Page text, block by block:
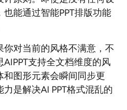
能通过智能PPT排版功能
你对当前的风格不满意，不
支持全文档维度的风
和图形元素会瞬间同步更
是解决AI PPT格式混乱的